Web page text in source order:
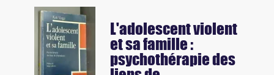
L'adolescent violent
et sa famille :
psychothérapie des